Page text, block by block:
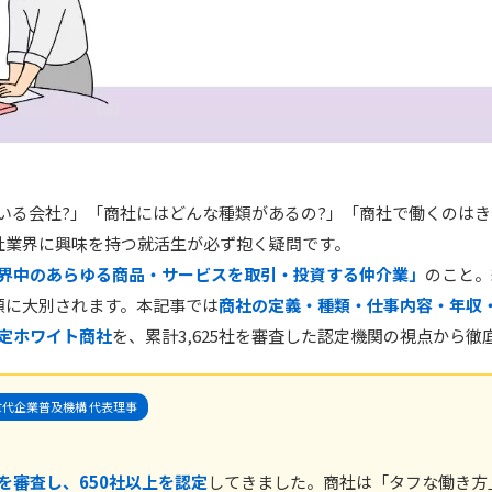
る会社?」「商社にはどんな種類があるの?」「商社で働くのは
界に興味を持つ就活生が必ず抱く疑問です。
中のあらゆる商品・サービスを取引・投資する仲介業」 のこと
大別されます。本記事では商社の定義・種類・仕事内容・年収
ホワイト商社を、累計3,625社を審査した認定機関の視点から徹
企業普及機構 代表理事
審査し、650社以上を認定してきました。商社は「タフな働き